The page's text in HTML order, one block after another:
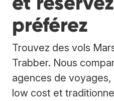
préférez
Trouvez des vols
Trabber. Nous
agences de
low cost et